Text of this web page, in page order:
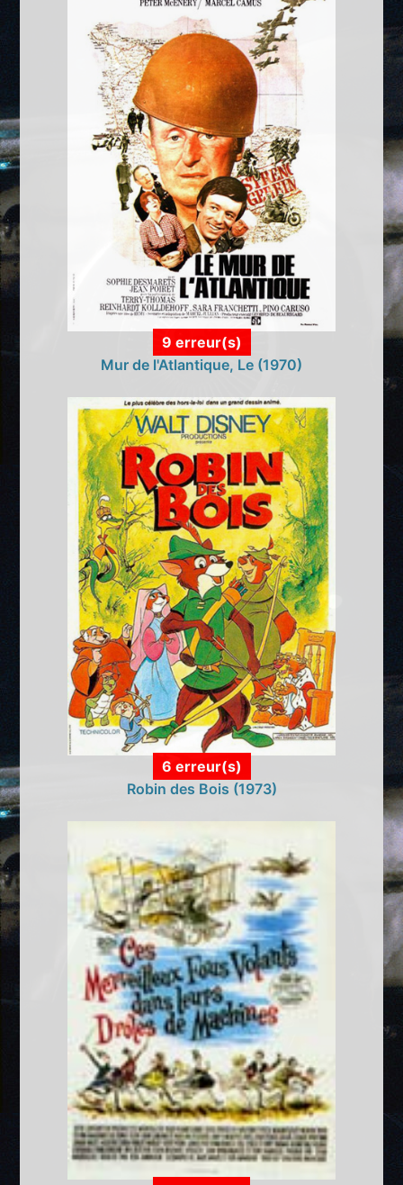
9 erreur(s)
Mur de l'Atlantique, Le (1970)
6 erreur(s)
Robin des Bois (1973)